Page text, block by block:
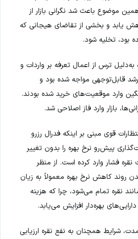
موضوع باعث شد نگرانی بازار از
یابد و بخشی از تقاضای هیجانی که
بود، تخلیه شود.
ترس از اعمال تعرفه بر واردات و
قابل‌توجهی مواجه شده بود و
وارد موقعیت‌های خرید شده بودند.
بازار وارد فاز اصلاحی شد.
قوی مبنی بر اینکه فدرال رزرو
پیش‌رو نرخ بهره را بدون تغییر
فشار وارد کرده است. از منظر
روند کاهش نرخ بهره معمولاً به زیان
نقره تمام می‌شود، چرا که هزینه
بهره‌دار افزایش می‌یابد.
شرایط همچنان به نفع نقره ارزیابی